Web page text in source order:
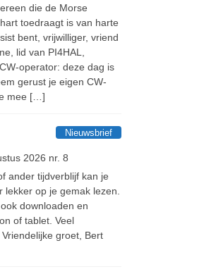
die de Morse
toedraagt is van harte
bent, vrijwilliger, vriend
lid van PI4HAL,
operator: deze dag is
gerust je eigen CW-
mee […]
Nieuwsbrief
2026 nr. 8
ander tijdverblijf kan je
op je gemak lezen.
downloaden en
of tablet. Veel
groet, Bert